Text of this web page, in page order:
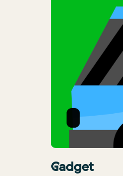
Gadget